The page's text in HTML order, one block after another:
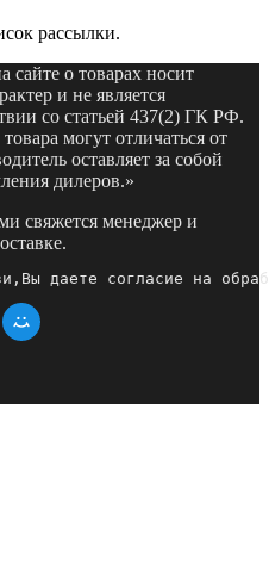
рассылки.
о товарах носит
и не является
со статьей 437(2) ГК РФ.
могут отличаться от
оставляет за собой
дилеров.»
свяжется менеджер и
даете согласие на